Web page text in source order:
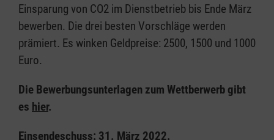
Einsparung von CO2 im Dienstbetrieb bis Ende März
bewerben. Die drei besten Vorschläge werden
prämiert. Es winken Geldpreise: 2500, 1500 und 1000
Euro.
Die Bewerbungsunterlagen zum Wettberwerb gibt
es hier.
Einsendeschuss: 31. März 2022.